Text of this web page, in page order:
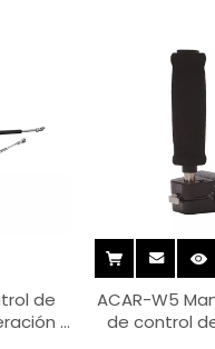
de
y
ACAR-W5
de control